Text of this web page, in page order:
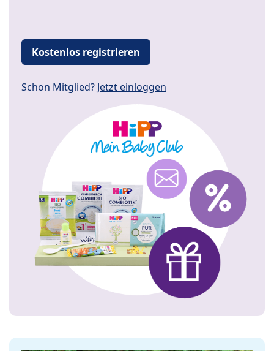
Kostenlos registrieren
Schon Mitglied? Jetzt einloggen